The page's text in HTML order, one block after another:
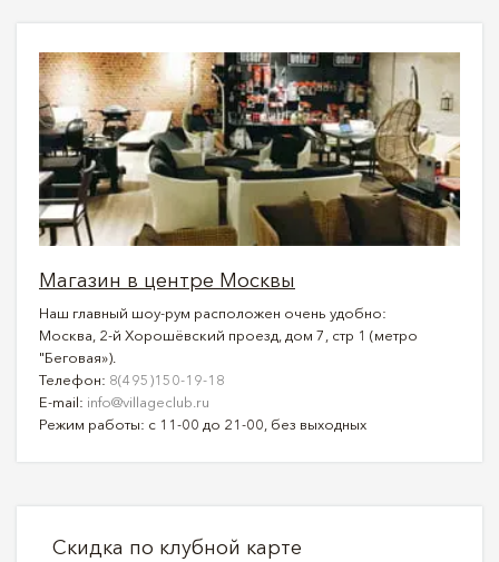
Магазин в центре Москвы
Наш главный шоу-рум расположен очень удобно:
Москва, 2-й Хорошёвский проезд, дом 7, стр 1 (метро
"Беговая»).
Телефон: 8(495)150-19-18
E-mail: info@villageclub.ru
Режим работы: с 11-00 до 21-00, без выходных
Скидка по клубной карте